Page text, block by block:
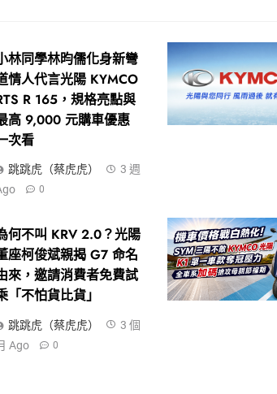
林同學林昀儒化身新彎
情人代言光陽 KYMCO
R 165，規格亮點與
高 9,000 元購車優惠
次看
跳跳虎（蔡虎虎）
3 週
0
何不叫 KRV 2.0？光陽
座柯俊斌親揭 G7 命名
來，邀請消費者免費試
「不怕貨比貨」
跳跳虎（蔡虎虎）
3 個
Ago
0